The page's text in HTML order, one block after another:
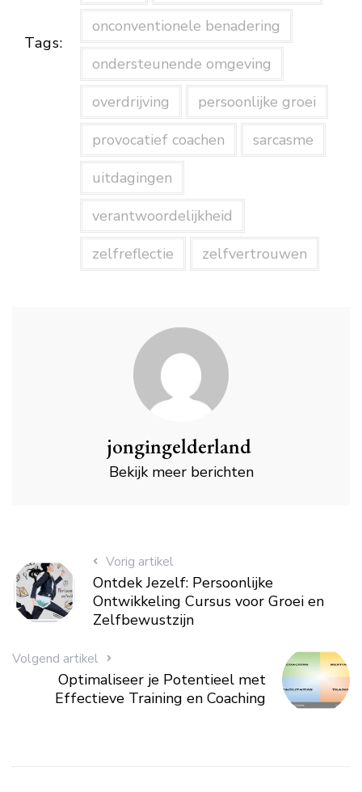
Tags:
onconventionele benadering
ondersteunende omgeving
overdrijving
persoonlijke groei
provocatief coachen
sarcasme
uitdagingen
verantwoordelijkheid
zelfreflectie
zelfvertrouwen
jongingelderland
Bekijk meer berichten
Vorig artikel
Ontdek Jezelf: Persoonlijke
Ontwikkeling Cursus voor Groei en
Zelfbewustzijn
Volgend artikel
Optimaliseer je Potentieel met
Effectieve Training en Coaching